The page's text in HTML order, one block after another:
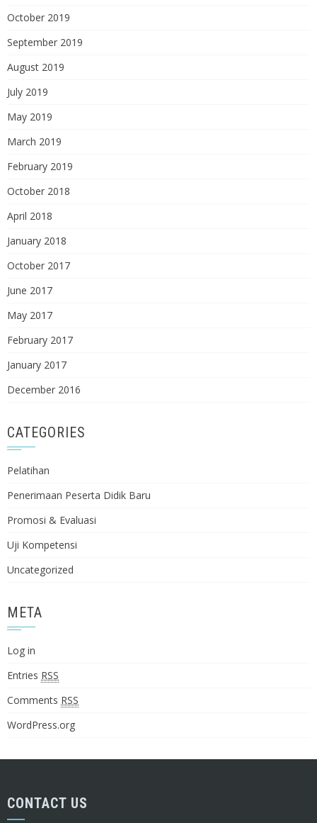
October 2019
September 2019
August 2019
July 2019
May 2019
March 2019
February 2019
October 2018
April 2018
January 2018
October 2017
June 2017
May 2017
February 2017
January 2017
December 2016
CATEGORIES
Pelatihan
Penerimaan Peserta Didik Baru
Promosi & Evaluasi
Uji Kompetensi
Uncategorized
META
Log in
Entries RSS
Comments RSS
WordPress.org
CONTACT US